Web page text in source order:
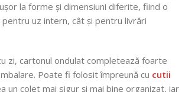
la forme și dimensiuni diferite, fiind o
uz intern, cât și pentru livrări
zi, cartonul ondulat completează foarte
Poate fi folosit împreună cu cutii
un colet mai sigur și mai bine organizat, iar